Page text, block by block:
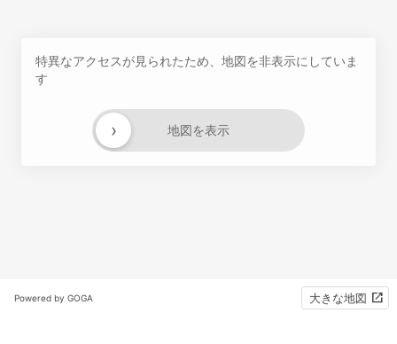
特異なアクセスが見られたため、地図を非表示にしていま
す
地図を表示
›
Powered by GOGA 大きな地図